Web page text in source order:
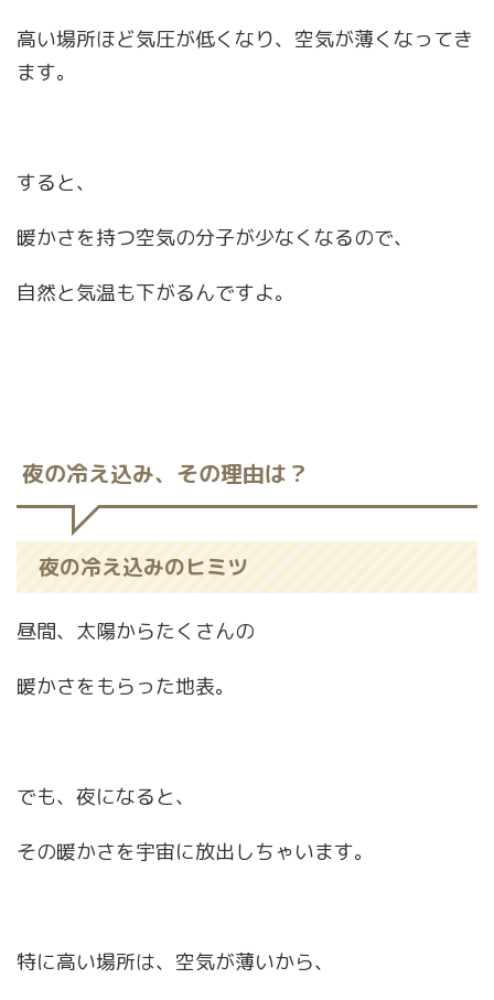
高い場所ほど気圧が低くなり、空気が薄くなってき
ます。
すると、
暖かさを持つ空気の分子が少なくなるので、
自然と気温も下がるんですよ。
夜の冷え込み、その理由は？
夜の冷え込みのヒミツ
昼間、太陽からたくさんの
暖かさをもらった地表。
でも、夜になると、
その暖かさを宇宙に放出しちゃいます。
特に高い場所は、空気が薄いから、